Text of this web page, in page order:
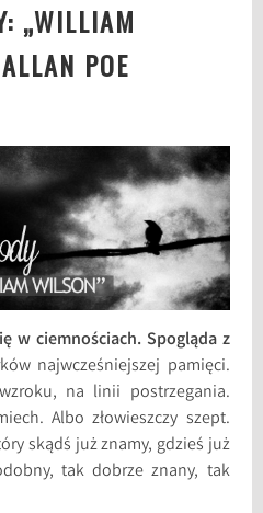
„WILLIAM
POE
w ciemnościach. Spogląda z
najwcześniejszej pamięci.
na linii postrzegania.
Albo złowieszczy szept.
skądś już znamy, gdzieś już
tak dobrze znany, tak